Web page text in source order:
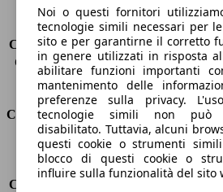
Sedili
5
Carico sul tetto
-
Capacità di traino (senza freni) -
Capacità di traino (con freni)
900 kg
Volume del bagagliaio
325 -
Consumi
Emissioni di CO2*
105 g/km
Consumo (urbano)
8.1 l/100km
Consumo (extra-urbano)
Noi o questi fornitori
tecnologie simili necessari per
sito e per garantirne il corretto
in genere utilizzati in risposta
abilitare funzioni importanti
mantenimento delle
preferenze sulla privacy.
tecnologie simili non può
disabilitato. Tuttavia, alcuni
questi cookie o strumenti
blocco di questi cookie o
influire sulla funzionalità del sito